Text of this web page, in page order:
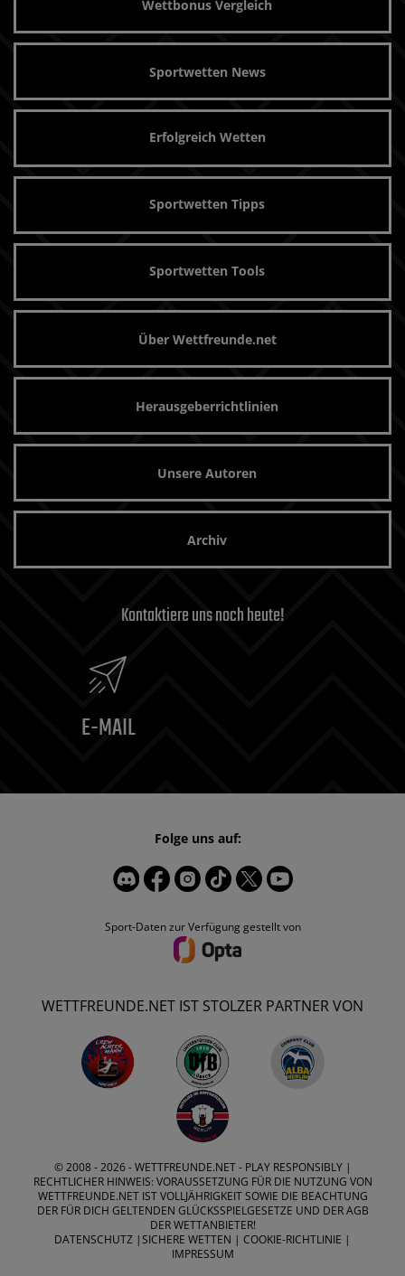
Wettbonus Vergleich
Sportwetten News
Erfolgreich Wetten
Sportwetten Tipps
Sportwetten Tools
Über Wettfreunde.net
Herausgeberrichtlinien
Unsere Autoren
Archiv
Kontaktiere uns noch heute!
E-MAIL
Sport-Daten zur Verfügung gestellt von
Folge uns auf:
WETTFREUNDE.NET IST STOLZER PARTNER VON
© 2008 - 2026 -WETTFREUNDE.NET- PLAY RESPONSIBLY |
RECHTLICHER HINWEIS: VORAUSSETZUNG FÜR DIE NUTZUNG VON
WETTFREUNDE.NET IST VOLLJÄHRIGKEIT SOWIE DIE BEACHTUNG
DER FÜR DICH GELTENDEN GLÜCKSSPIELGESETZE UND DER AGB
DER WETTANBIETER!
DATENSCHUTZ |SICHERE WETTEN | COOKIE-RICHTLINIE |
IMPRESSUM